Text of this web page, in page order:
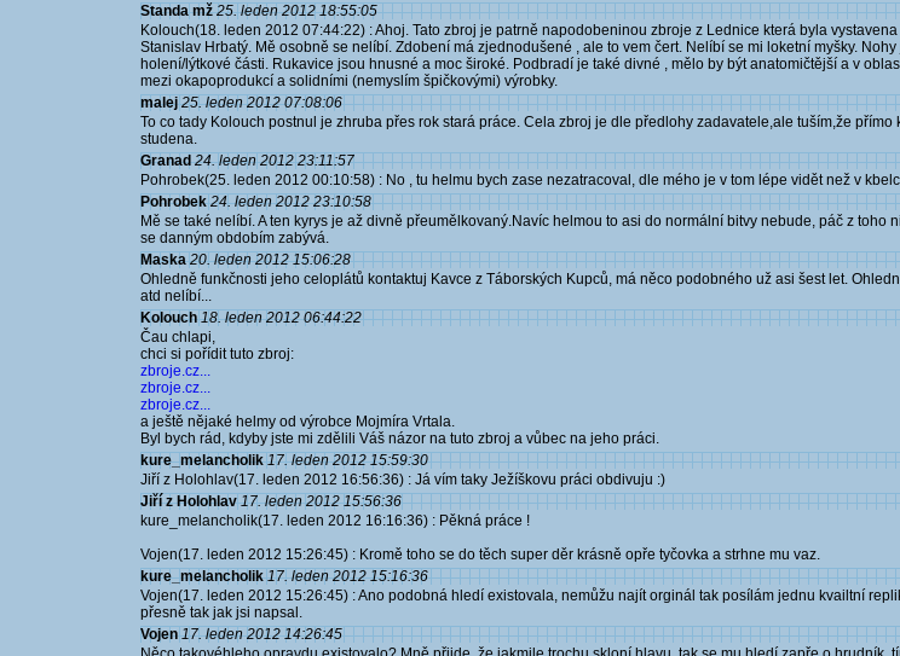
Standa mž 25. leden 2012 18:55:05
Kolouch(18. leden 2012 07:44:22) : Ahoj. Tato zbroj je patrně napodobeninou zbroje z Lednice která byla
Stanislav Hrbatý. Mě osobně se nelíbí. Zdobení má zjednodušené , ale to vem čert. Nelíbí se mi loketní myšky.
holení/lýtkové části. Rukavice jsou hnusné a moc široké. Podbradí je také divné , mělo by být anatomičtější a v
mezi okapoprodukcí a solidními (nemyslím špičkovými) výrobky.
malej 25. leden 2012 07:08:06
To co tady Kolouch postnul je zhruba přes rok stará práce. Cela zbroj je dle předlohy zadavatele,ale tuším,že
studena.
Granad 24. leden 2012 23:11:57
Pohrobek(25. leden 2012 00:10:58) : No , tu helmu bych zase nezatracoval, dle mého je v tom lépe vidět než v
Pohrobek 24. leden 2012 23:10:58
Mě se také nelíbí. A ten kyrys je až divně přeumělkovaný.Navíc helmou to asi do normální bitvy nebude, páč z toho
se danným obdobím zabývá.
Maska 20. leden 2012 15:06:28
Ohledně funkčnosti jeho celoplátů kontaktuj Kavce z Táborských Kupců, má něco podobného už asi šest let.
atd nelíbí...
Kolouch 18. leden 2012 06:44:22
Čau chlapi,
chci si pořídit tuto zbroj:
zbroje.cz...
zbroje.cz...
zbroje.cz...
a ještě nějaké helmy od výrobce Mojmíra Vrtala.
Byl bych rád, kdyby jste mi zdělili Váš názor na tuto zbroj a vůbec na jeho práci.
kure_melancholik 17. leden 2012 15:59:30
Jiří z Holohlav(17. leden 2012 16:56:36) : Já vím taky Ježíškovu práci obdivuju :)
Jiří z Holohlav 17. leden 2012 15:56:36
kure_melancholik(17. leden 2012 16:16:36) : Pěkná práce !
Vojen(17. leden 2012 15:26:45) : Kromě toho se do těch super děr krásně opře tyčovka a strhne mu vaz.
kure_melancholik 17. leden 2012 15:16:36
Vojen(17. leden 2012 15:26:45) : Ano podobná hledí existovala, nemůžu najít orginál tak posílám jednu kvailtní
přesně tak jak jsi napsal.
Vojen 17. leden 2012 14:26:45